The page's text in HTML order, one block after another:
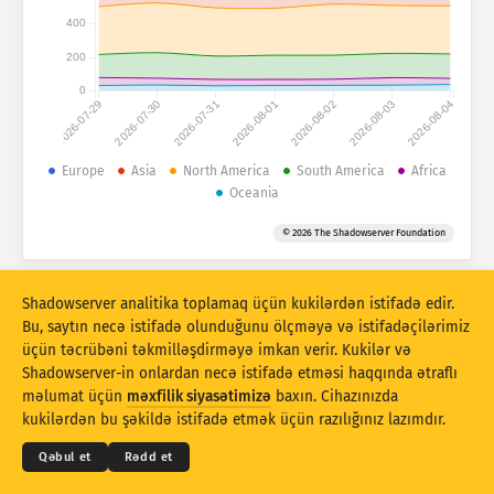
Hücum statistikası: Cihazlar
Məlumat toplusu
Limit
Üst-üstə düşür
Yenilə Sıfırla
PNG kimi endirin
2026-07-29 2026-07-30 2026-07-31 2026-08-01 2026-08-02 2026-08-03 2026-08-04
0
200
400
Europe Asia North America South America
Africa
Oceania
© 2026 The Shadowserver Foundation
© 2026THE SHADOWSERVER FOUNDATION
Məxfilik və Şərtlər
Bizimlə əlaqə saxlayın
Kreditlər
Shadowserver analitika toplamaq üçün kukilərdən istifadə edir.
Bu, saytın necə istifadə olunduğunu ölçməyə və istifadəçilərimiz
üçün təcrübəni təkmilləşdirməyə imkan verir. Kukilər və
Shadowserver-in onlardan necə istifadə etməsi haqqında ətraflı
məlumat üçün məxfilik siyasətimizə baxın. Cihazınızda
kukilərdən bu şəkildə istifadə etmək üçün razılığınız lazımdır.
Qəbul et Rədd et